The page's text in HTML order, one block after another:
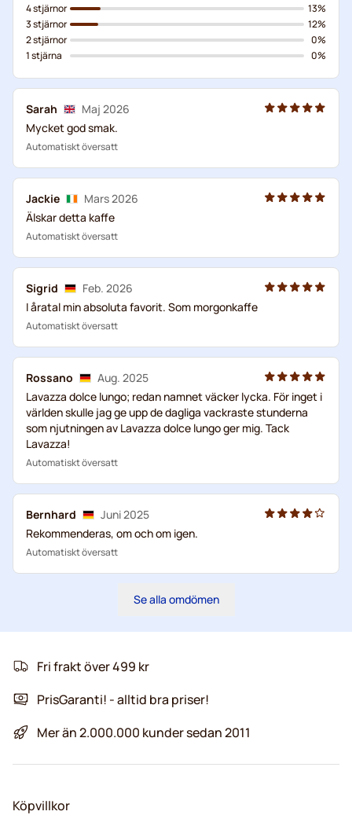
4 stjärnor
3 stjärnor
2 stjärnor
1 stjärna
13%
12%
0%
0%
Sarah
Maj 2026
Mycket god smak.
Automatiskt översatt
Jackie
Mars 2026
Älskar detta kaffe
Automatiskt översatt
Sigrid
Feb. 2026
I åratal min absoluta favorit. Som morgonkaffe
Automatiskt översatt
Rossano
Aug. 2025
Lavazza dolce lungo; redan namnet väcker lycka. För inget i
världen skulle jag ge upp de dagliga vackraste stunderna
som njutningen av Lavazza dolce lungo ger mig. Tack
Lavazza!
Automatiskt översatt
Bernhard
Juni 2025
Rekommenderas, om och om igen.
Automatiskt översatt
Se alla omdömen
Fri frakt över 499 kr
PrisGaranti! - alltid bra priser!
Mer än 2.000.000 kunder sedan 2011
Köpvillkor